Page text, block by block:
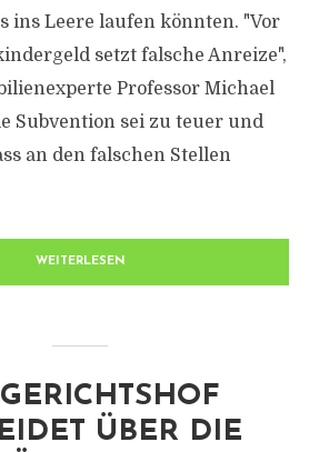
ins Leere laufen könnten. "Vor
setzt falsche Anreize",
Professor Michael
Subvention sei zu teuer und
an den falschen Stellen
WEITERLESEN
ÜBER DIE